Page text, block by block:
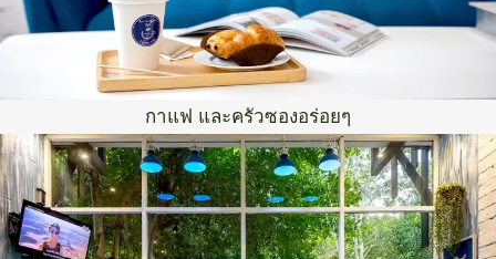
กาแฟ และครัวซองอร่อยๆ